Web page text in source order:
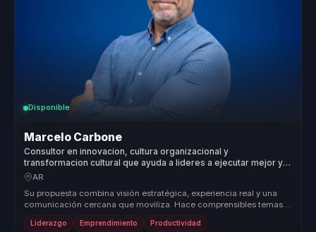
Disponible
Marcelo Carbone
Consultor en innovacion, cultura organizacional y
transformacion cultural que ayuda a lideres a ejecutar mejor y
sostener resultados.
AR
Su propuesta combina visión estratégica, experiencia real y una
comunicación cercana que moviliza. Hace comprensibles temas
como calidad,...
Liderazgo Emprendimiento Productividad